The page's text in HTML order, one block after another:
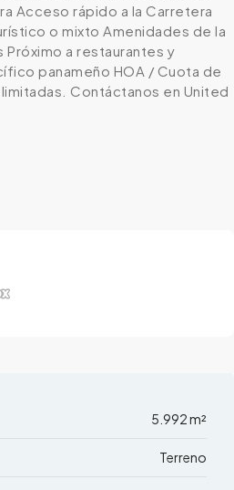
Acceso rápido a la Carretera
o mixto Amenidades de la
a restaurantes y
panameño HOA / Cuota de
Contáctanos en United
5.992 m²
Terreno